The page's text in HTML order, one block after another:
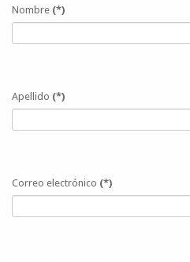
Nombre (*)
Apellido (*)
Correo electrónico (*)